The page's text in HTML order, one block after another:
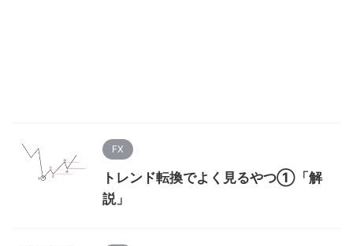
FX
トレンド転換でよく見るやつ①「解
説」